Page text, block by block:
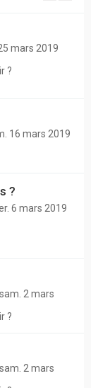
mars 2019
?
16 mars 2019
?
6 mars 2019
sam. 2 mars
?
sam. 2 mars